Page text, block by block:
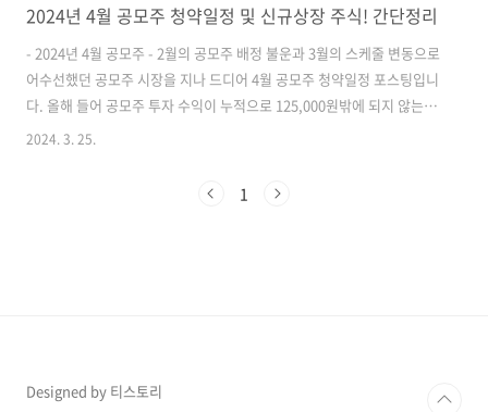
2024년 4월 공모주 청약일정 및 신규상장 주식! 간단정리
- 2024년 4월 공모주 - 2월의 공모주 배정 불운과 3월의 스케줄 변동으로
어수선했던 공모주 시장을 지나 드디어 4월 공모주 청약일정 포스팅입니
다. 올해 들어 공모주 투자 수익이 누적으로 125,000원밖에 되지 않는 부
진을 겪고 있는데요. 4월에는 반전의 모습을 보여줄 수 있을까요? ​ ​ 2024
에는 제일엠앤에스, 민테크, 코칩, 이노그리드 총 4 종목이 있습니다. 이
2024. 3. 25.
1
Designed by 티스토리